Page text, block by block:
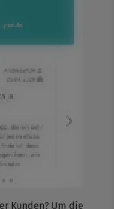
Kunden? Um die